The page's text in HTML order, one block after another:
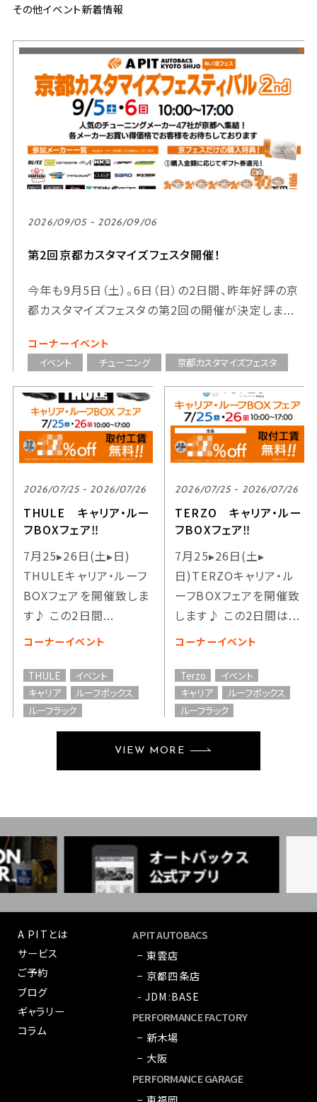
その他イベント新着情報
2026/09/05 - 2026/09/06
第2回京都カスタマイズフェスタ開催！
今年も9月5日（土）。6日（日）の2日間、昨年好評の京
都カスタマイズフェスタの第2回の開催が決定しま...
コーナーイベント
イベント
チューニング 京都カスタマイズフェスタ
2026/07/25 - 2026/07/26
THULE キャリア・ルー
フBOXフェア‼
7月25▸26日(土▸日)
THULEキャリア・ルーフ
BOXフェアを開催致しま
す♪ この2日間...
コーナーイベント
THULE
イベント
キャリア
ルーフボックス
ルーフラック
2026/07/25 - 2026/07/26
TERZO キャリア・ルー
フBOXフェア‼
7月25▸26日(土▸
日)TERZOキャリア・ル
ーフBOXフェアを開催致
します♪ この2日間は...
コーナーイベント
Terzo
イベント
キャリア
ルーフボックス
ルーフラック
VIEW MORE
A PITとは
サービス
ご予約
ブログ
ギャラリー
コラム
A PIT AUTOBACS
− 東雲店
− 京都四条店
- JDM:BASE
PERFORMANCE FACTORY
− 新木場
− 大阪
PERFORMANCE GARAGE